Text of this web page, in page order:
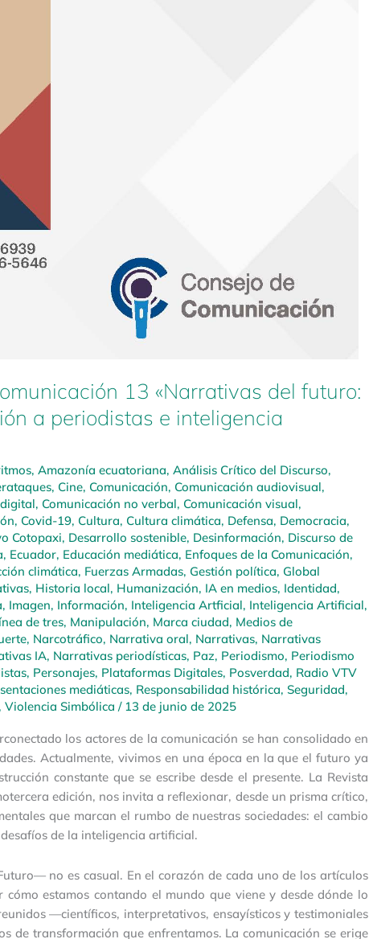
13 «Narrativas del futuro:
a periodistas e inteligencia
, Amazonía ecuatoriana, Análisis Crítico del Discurso,
, Cine, Comunicación, Comunicación audiovisual,
, Comunicación no verbal, Comunicación visual,
, Covid-19, Cultura, Cultura climática, Defensa, Democracia,
Cotopaxi, Desarrollo sostenible, Desinformación, Discurso de
, Ecuador, Educación mediática, Enfoques de la Comunicación,
climática, Fuerzas Armadas, Gestión política, Global
, Historia local, Humanización, IA en medios, Identidad,
, Imagen, Información, Inteligencia Artficial, Inteligencia Artificial,
de tres, Manipulación, Marca ciudad, Medios de
, Narcotráfico, Narrativa oral, Narrativas, Narrativas
IA, Narrativas periodísticas, Paz, Periodismo, Periodismo
, Personajes, Plataformas Digitales, Posverdad, Radio VTV
mediáticas, Responsabilidad histórica, Seguridad,
, Violencia Simbólica / 13 de junio de 2025
los actores de la comunicación se han consolidado en
Actualmente, vivimos en una época en la que el futuro ya
constante que se escribe desde el presente. La Revista
edición, nos invita a reflexionar, desde un prisma crítico,
que marcan el rumbo de nuestras sociedades: el cambio
de la inteligencia artificial.
no es casual. En el corazón de cada uno de los artículos
cómo estamos contando el mundo que viene y desde dónde lo
—científicos, interpretativos, ensayísticos y testimoniales
de transformación que enfrentamos. La comunicación se erige